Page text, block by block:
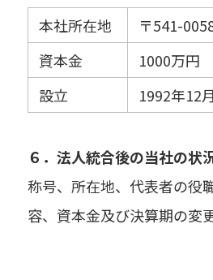
本社所在地
〒541-
資本金
1000万円
設立
1992年12
６． 法人統合後の当社の状
称号、所在地、代表者の役
容、資本金及び決算期の変